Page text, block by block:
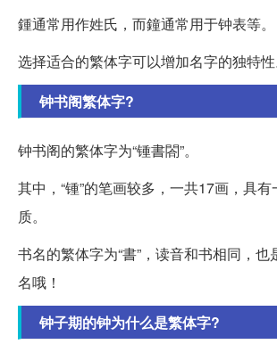
鍾通常用作姓氏，而鐘通常用于钟表等。
选择适合的繁体字可以增加名字的独特性
钟书阁繁体字?
钟书阁的繁体字为“锺書閤”。
其中，“锺”的笔画较多，一共17画，具
质。
书名的繁体字为“書”，读音和书相同，
名哦！
钟子期的钟为什么是繁体字?